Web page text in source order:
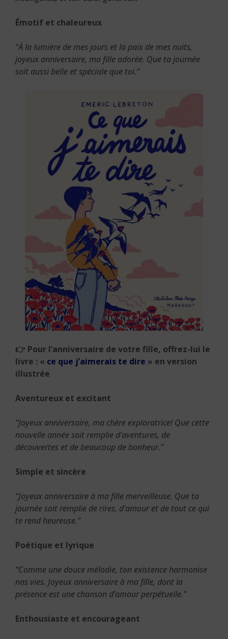
Émotif et chaleureux
“À la lumière de mes jours et la paix de mes nuits,
joyeux anniversaire, ma fille adorée. Que ta journée
soit aussi belle et spéciale que toi.”
👉 Pour l’anniversaire de votre fille, offrez-lui le
livre : « ce que j’aimerais te dire » en version
illustrée
Aventureux et excitant
“Joyeux anniversaire, ma chère exploratrice! Que cette
nouvelle année soit remplie d’aventures, de
découvertes et de beaucoup de bonheur.”
Simple et sincère
“Joyeux anniversaire à ma fille merveilleuse. Que ta
journée soit remplie de rires, d’amour et de tout ce qui
te rend heureuse.”
Poétique et lyrique
“Comme une douce mélodie, ton existence harmonise
nos vies. Joyeux anniversaire à ma fille, dont la
présence est une chanson d’amour perpétuelle.”
Enthousiaste et encourageant